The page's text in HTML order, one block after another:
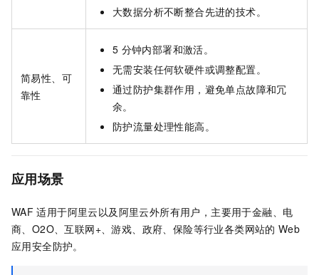
大数据分析不断整合先进的技术。
简易性、可
靠性
5 分钟内部署和激活。
无需安装任何软硬件或调整配置。
通过防护集群作用，避免单点故障和冗
余。
防护流量处理性能高。
应用场景
WAF 适用于阿里云以及阿里云外所有用户，主要用于金融、电
商、O2O、互联网+、游戏、政府、保险等行业各类网站的 Web
应用安全防护。